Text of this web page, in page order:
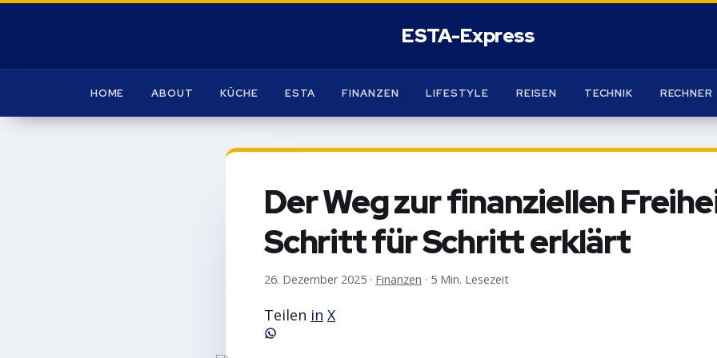
HOME ABOUT KÜCHE ESTA FINANZEN LIFESTYLE REISEN TECHNIK RECHNER
Der Weg zur finanziellen
Schritt für Schritt erklärt
26. Dezember 2025 · Finanzen · 5 Min. Lesezeit
Teilen in X